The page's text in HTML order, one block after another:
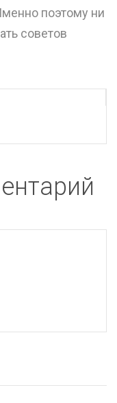
поэтому ни
советов